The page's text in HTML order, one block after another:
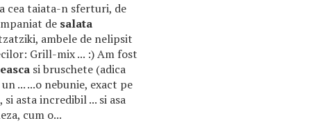
cea taiata-n sferturi, de
de salata
ambele de nelipsit
Grill-mix ... :) Am fost
si bruschete (adica
... ...o nebunie, exact pe
asta incredibil ... si asa
cum o...